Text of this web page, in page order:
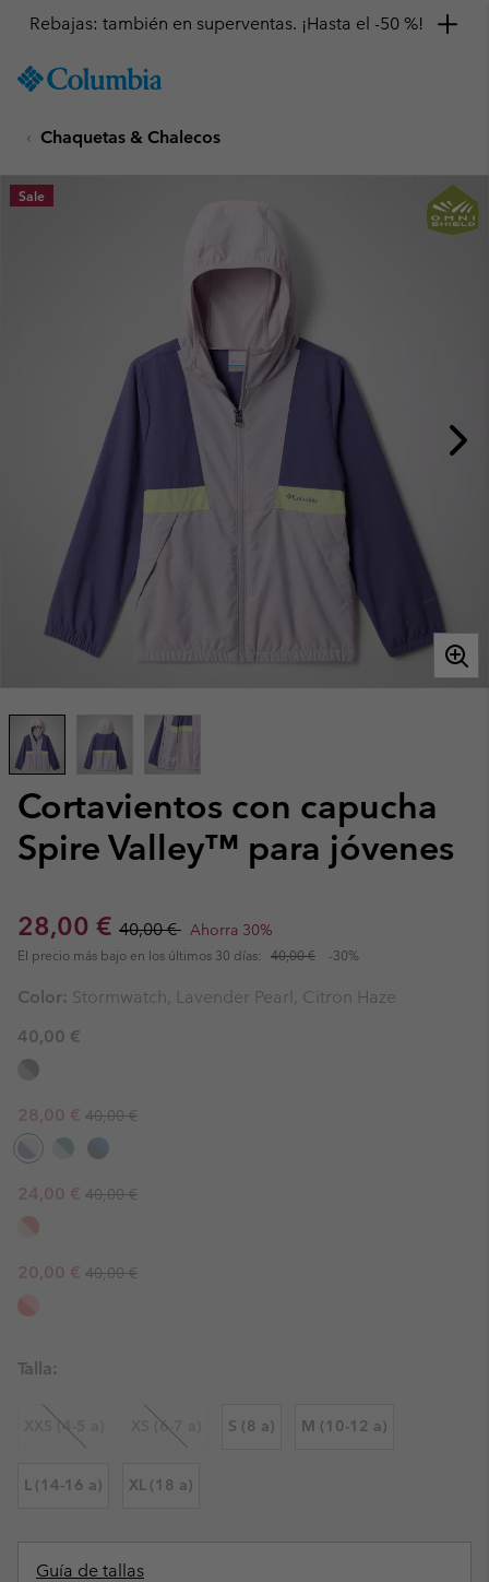
TO
SKIP
MAIN
NAV
Rebajas: también en superventas. ¡Hasta el -50 %!
Chaquetas & Chalecos
Cortavientos con capucha
Spire Valley™ para jóvenes
Sale price:
28,00 € Regular price:
40,00 € Ahorra 30%
El precio más bajo en los últimos 30 días: 40,00 € -30%
Sale
Color: Stormwatch, Lavender Pearl, Citron Haze
40,00 €
Sale price:
28,00 € Regular price:
40,00 €
Sale price:
24,00 € Regular price:
40,00 €
Sale price:
20,00 € Regular price:
40,00 €
Talla:
XXS (4-5 a) XS (6-7 a) S (8 a) M (10-12 a)
L (14-16 a) XL (18 a)
Guía de tallas